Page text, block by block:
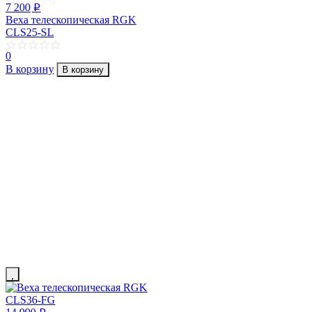
7 200 p
Веха телескопическая RGK
CLS25-SL
0
В корзину
В корзину